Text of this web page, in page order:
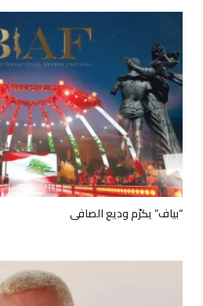
“بياف” يكرّم وديع الصافي